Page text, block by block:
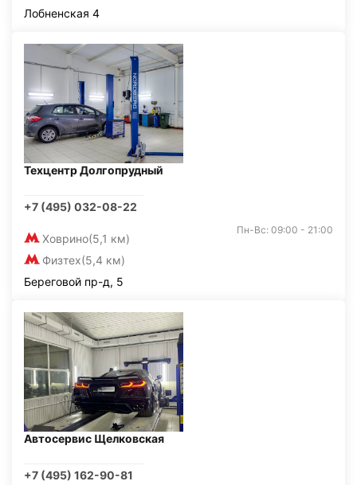
Лобненская 4
Техцентр Долгопрудный
+7 (495) 032-08-22
Ховрино(5,1 км)
Физтех(5,4 км)
Пн-Вс: 09:00 - 21:00
Береговой пр-д, 5
Автосервис Щелковская
+7 (495) 162-90-81